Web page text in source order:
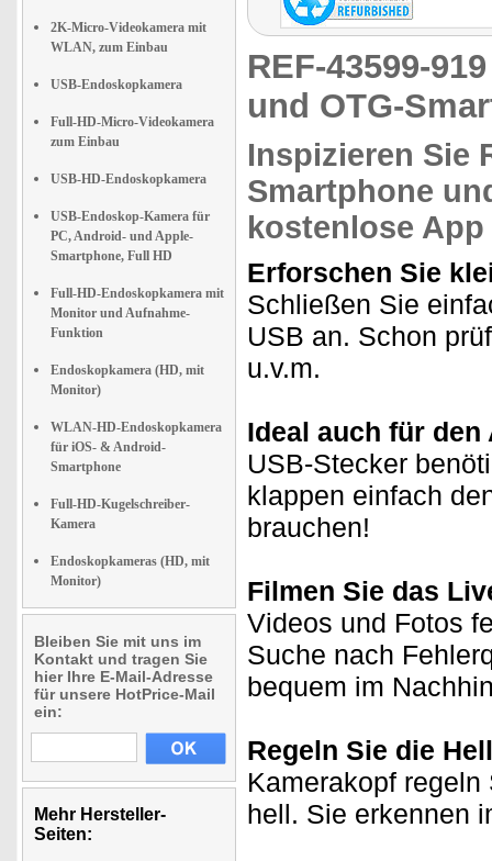
2K-Micro-Videokamera mit
WLAN, zum Einbau
USB-Endoskopkamera
Full-HD-Micro-Videokamera
zum Einbau
USB-HD-Endoskopkamera
USB-Endoskop-Kamera für
PC, Android- und Apple-
Smartphone, Full HD
Full-HD-Endoskopkamera mit
Monitor und Aufnahme-
Funktion
Endoskopkamera (HD, mit
Monitor)
WLAN-HD-Endoskopkamera
für iOS- & Android-
Smartphone
Full-HD-Kugelschreiber-
Kamera
Endoskopkameras (HD, mit
Monitor)
Bleiben Sie mit uns im
Kontakt und tragen Sie
hier Ihre E-Mail-Adresse
für unsere HotPrice-Mail
ein:
Mehr Hersteller-
Seiten:
REF-43599-
und OTG-
Inspizieren Sie
Smartphone
kostenlose App
Erforschen Sie
Schließen Sie
USB an. Schon
u.v.m.
Ideal auch für
USB-Stecker
klappen einfach
brauchen!
Filmen Sie das
Videos und Fotos
Suche nach
bequem im
Regeln Sie die
Kamerakopf
hell. Sie erkennen